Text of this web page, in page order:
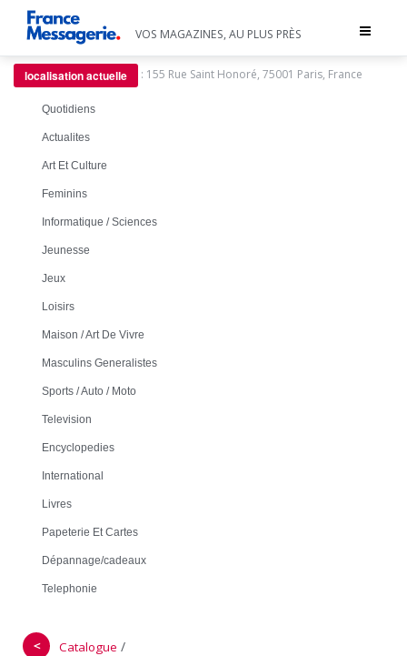
Toggle
VOS MAGAZINES, AU PLUS PRÈS
localisation actuelle : 155 Rue Saint Honoré, 75001 Paris, France
Quotidiens
Actualites
Art Et Culture
Feminins
Informatique / Sciences
Jeunesse
Jeux
Loisirs
Maison / Art De Vivre
Masculins Generalistes
Sports / Auto / Moto
Television
Encyclopedies
International
Livres
Papeterie Et Cartes
Dépannage/cadeaux
Telephonie
＜ Catalogue /